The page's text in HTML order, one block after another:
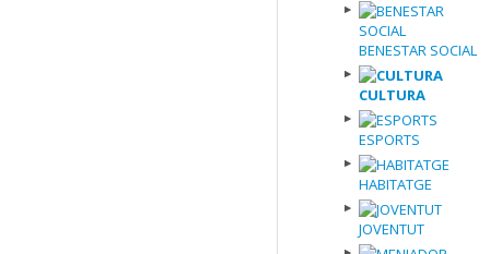
BENESTAR SOCIAL
CULTURA
ESPORTS
HABITATGE
JOVENTUT